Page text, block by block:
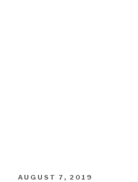
VERÖFFENTLICHT
AUGUST 7, 2019